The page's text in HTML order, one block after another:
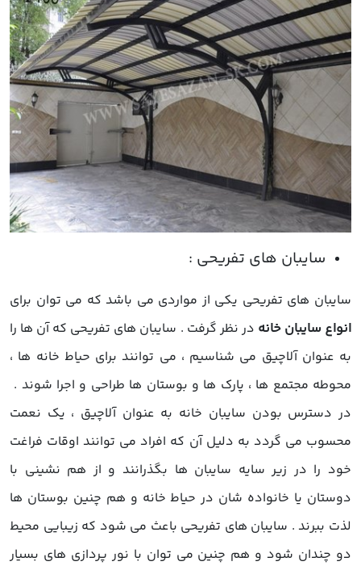
سایبان های تفریحی یکی از مواردی می باشد که می توان برای
انواع سایبان خانه در نظر گرفت . سایبان های تفریحی که آن ها را
به عنوان آلاچیق می شناسیم ، می توانند برای حیاط خانه ها ،
محوطه مجتمع ها ، پارک ها و بوستان ها طراحی و اجرا شوند .
در دسترس بودن سایبان خانه به عنوان آلاچیق ، یک نعمت
محسوب می گردد به دلیل آن که افراد می توانند اوقات فراغت
خود را در زیر سایه سایبان ها بگذرانند و از هم نشینی با
دوستان یا خانواده شان در حیاط خانه و هم چنین بوستان ها
لذت ببرند . سایبان های تفریحی باعث می شود که زیبایی محیط
دو چندان شود و هم چنین می توان با نور پردازی های بسیار